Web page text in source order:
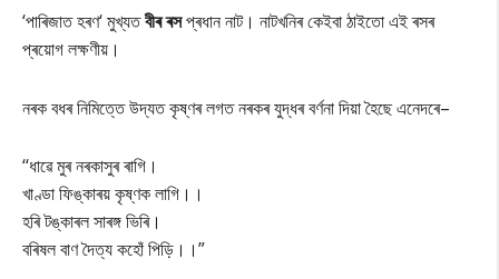
‘পাৰিজাত হৰণ‘ মুখ্যতবীৰ ৰসপ্ৰধান নাট। নাটখনিৰ কেইবা ঠাইতো এই ৰসৰ
প্ৰয়োগ লক্ষণীয়।
নৰক বধৰ নিমিত্তে উদ্যত কৃষ্ণৰ লগত নৰকৰ যুদ্ধৰ বৰ্ণনা দিয়া হৈছে এনেদৰে–
‘‘ধাৱে মুৰ নৰকাসুৰ ৰাগি।
খাণ্ডা ফিঙ্কাৰয় কৃষ্ণক লাগি।।
হৰি টঙ্কাৰল সাৰঙ্গ ভিৰি।
বৰিষল বাণ দৈত্য কহোঁ পিড়ি।।”